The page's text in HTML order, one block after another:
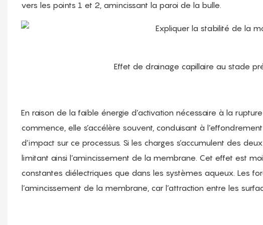
vers les points 1 et 2, amincissant la paroi de la bulle.
Effet de drainage capillaire au stade
En raison de la faible énergie d’activation nécessaire à la
commence, elle s’accélère souvent, conduisant à
d’impact sur ce processus. Si les charges s’accumulent des
limitant ainsi l’amincissement de la membrane. Cet effet est
constantes diélectriques que dans les systèmes aqueux. Les
l’amincissement de la membrane, car l’attraction entre les